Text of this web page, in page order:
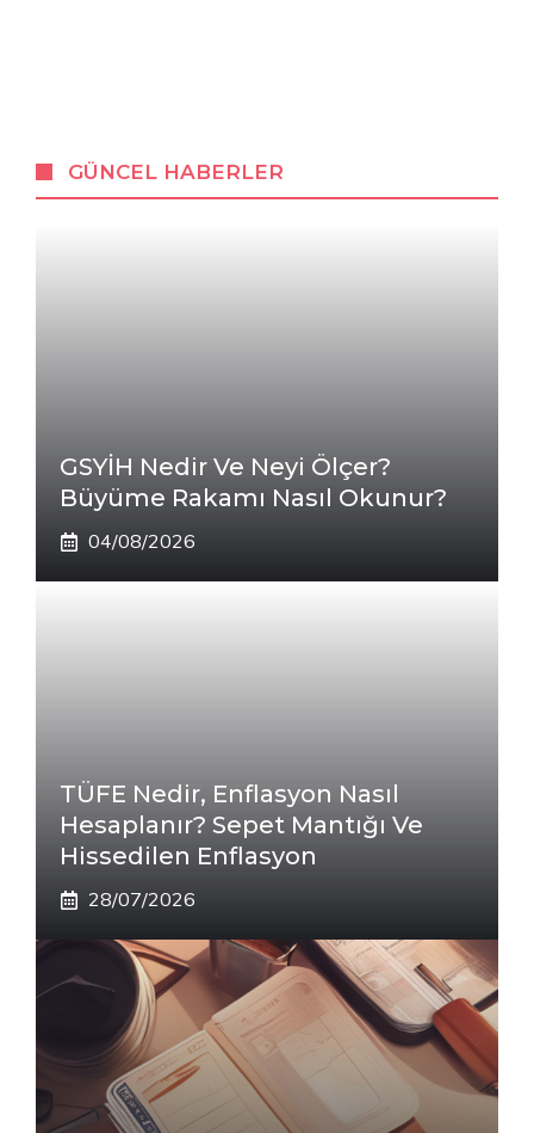
GÜNCEL HABERLER
GSYİH Nedir Ve Neyi Ölçer?
Büyüme Rakamı Nasıl Okunur?
04/08/2026
TÜFE Nedir, Enflasyon Nasıl
Hesaplanır? Sepet Mantığı Ve
Hissedilen Enflasyon
28/07/2026